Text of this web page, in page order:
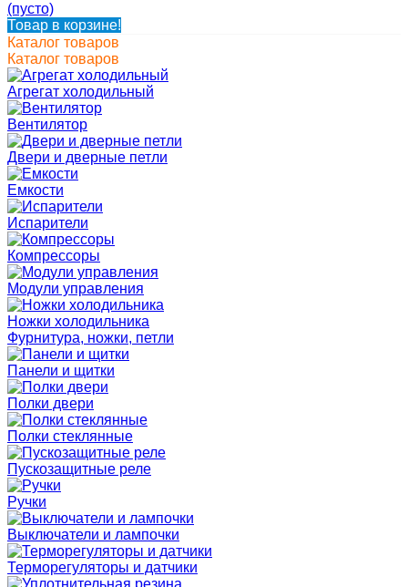
(пусто)
Товар в корзине!
Каталог товаров
Каталог товаров
Агрегат холодильный
Вентилятор
Двери и дверные петли
Емкости
Испарители
Компрессоры
Модули управления
Ножки холодильника
Фурнитура, ножки, петли
Панели и щитки
Полки двери
Полки стеклянные
Пускозащитные реле
Ручки
Выключатели и лампочки
Терморегуляторы и датчики